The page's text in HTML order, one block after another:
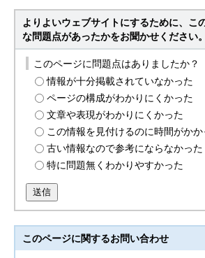
よりよいウェブサイトにするために、こ
な問題点があったかをお聞かせください。
このページに問題点はありましたか？
情報が十分掲載されていなかった
ページの構成がわかりにくかった
文章や表現がわかりにくかった
この情報を見付けるのに時間がかか
古い情報なので参考にならなかった
特に問題無くわかりやすかった
送信
このページに関するお問い合わせ